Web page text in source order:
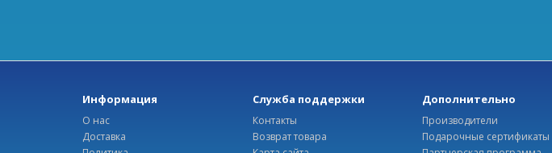
Информация
О нас
Доставка
Служба поддержки
Контакты
Возврат товара
Дополнительно
Производители
Подарочные сертификаты